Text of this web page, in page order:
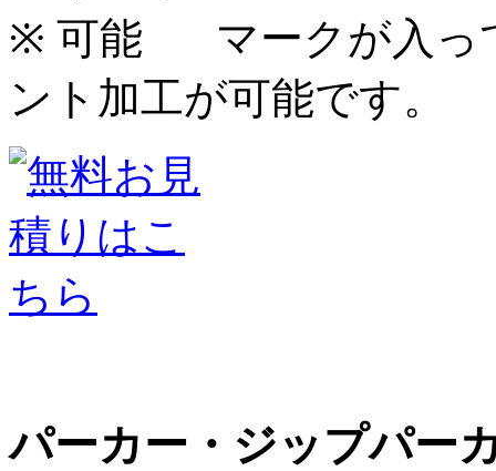
※
マークが入
ント加工が可能です。
パーカー・ジップパー